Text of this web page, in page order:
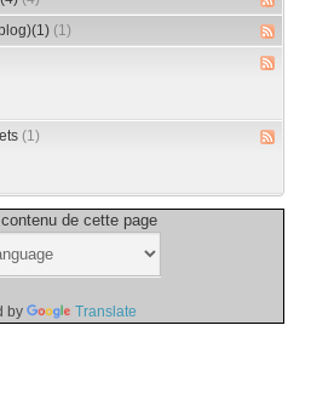
(1)
(1)
de cette page
by Translate